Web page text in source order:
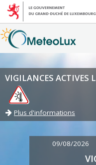
VIGILANCES ACTIVES
Plus d'informations
09/08/2026